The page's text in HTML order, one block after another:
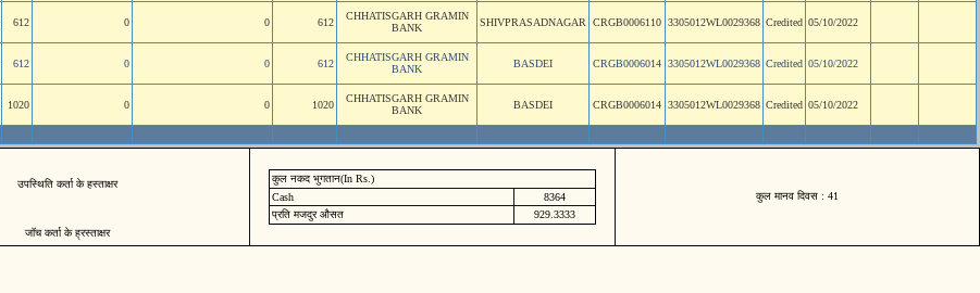
612 0 0 612
CHHATISGARH GRAMIN
BANK
SHIVPRASADNAGAR CRGB0006110 3305012WL0029368 Credited 05/10/2022
612 0 0 612
CHHATISGARH GRAMIN
BANK
BASDEI CRGB0006014 3305012WL0029368 Credited 05/10/2022
1020 0 0 1020
CHHATISGARH GRAMIN
BANK
BASDEI CRGB0006014 3305012WL0029368 Credited 05/10/2022
उपस्थिति कर्ता के हस्ताक्षर
जॉच कर्ता के ह्रस्ताक्षर
कुल नकद भुगतान(In Rs.)
Cash
8364
प्रति मजदुर औसत
929.3333
कुल मानव दिवस : 41